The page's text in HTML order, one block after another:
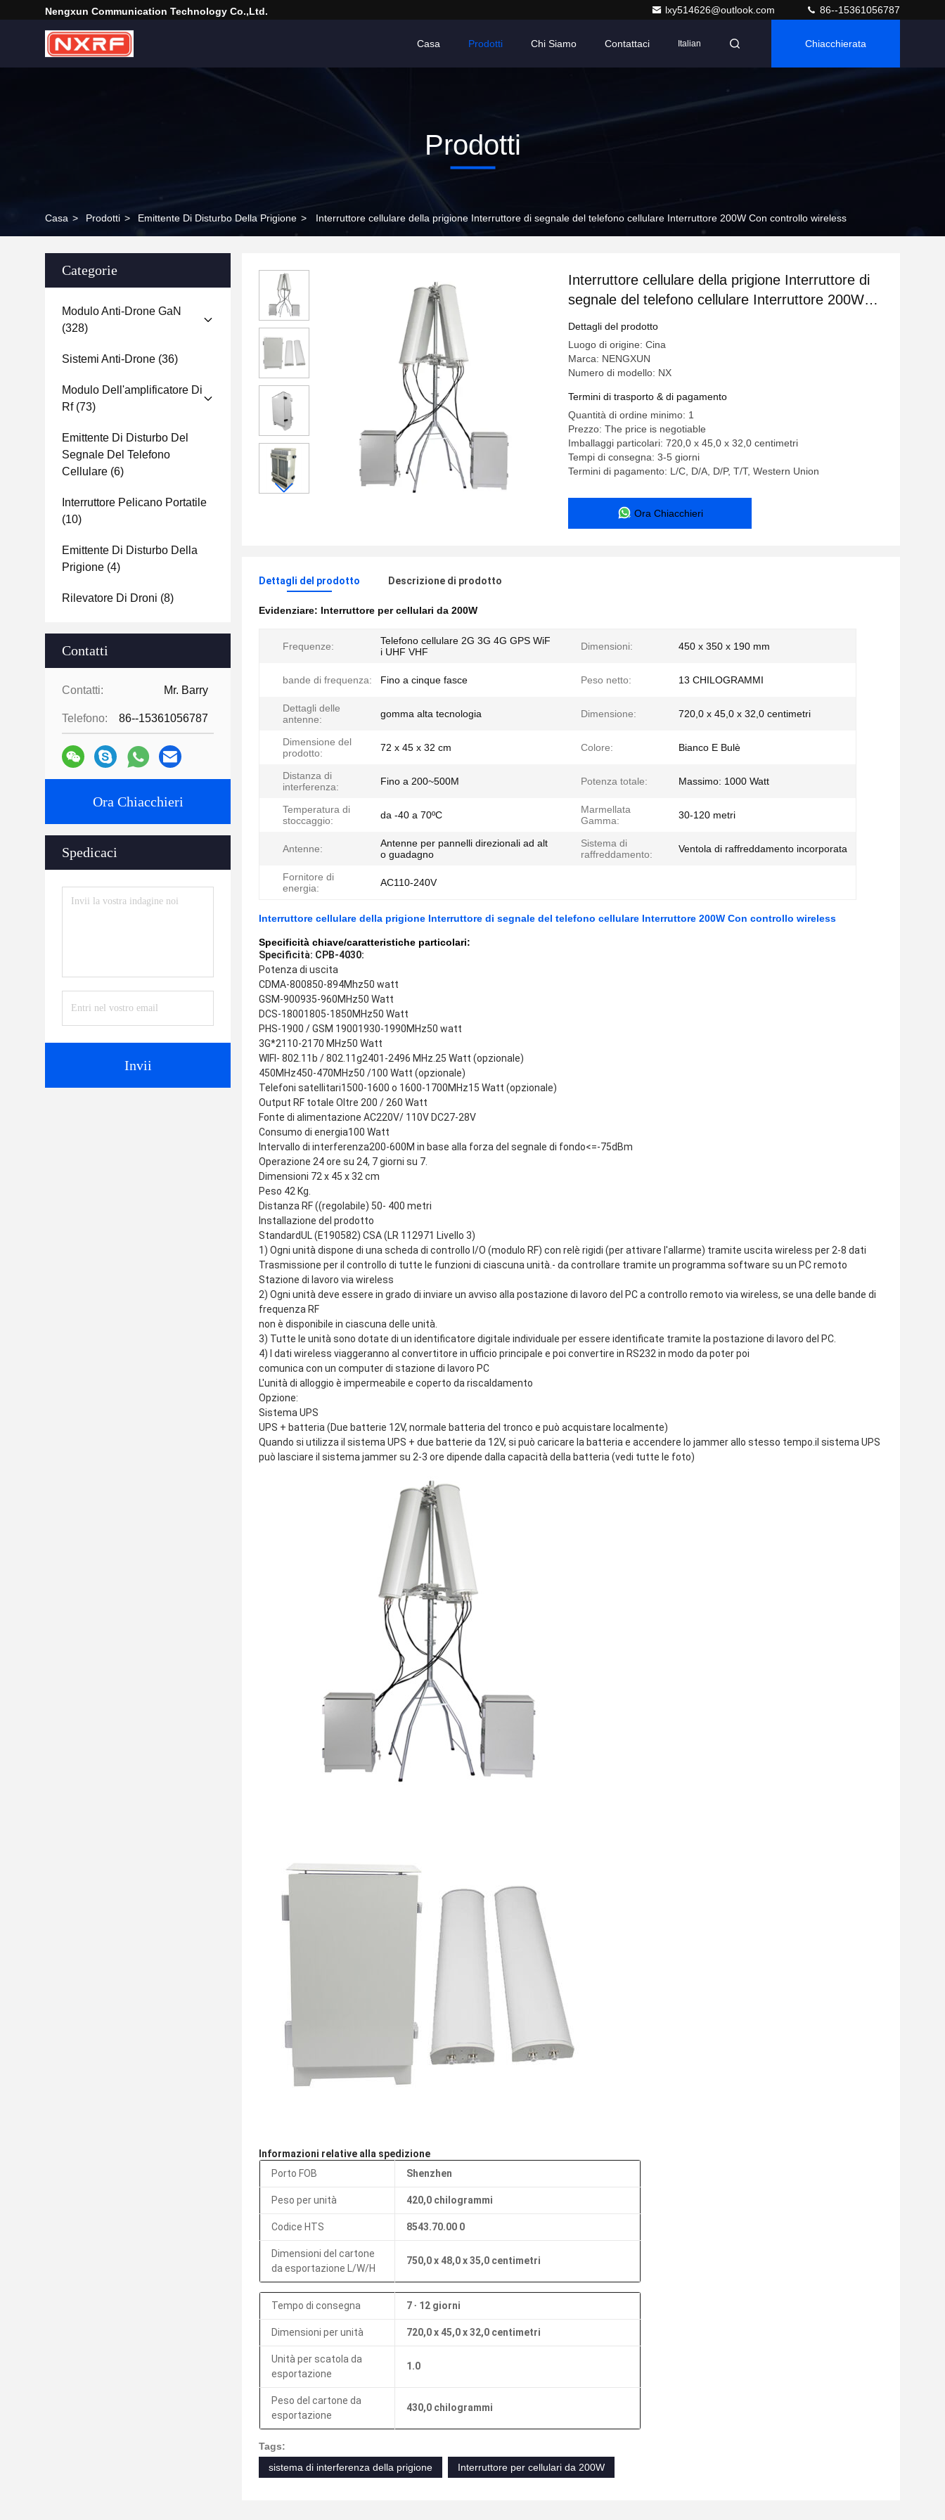
Nengxun Communication Technology Co.,Ltd. lxy514626@outlook.com 86--15361056787
Casa Prodotti Chi Siamo Contattaci Italian Chiacchierata
Prodotti
Casa > Prodotti > Emittente Di Disturbo Della Prigione > Interruttore cellulare della prigione Interruttore di segnale del telefono cellulare Interruttore 200W Con controllo wireless
Categorie
Modulo Anti-Drone GaN
(328)
Sistemi Anti-Drone (36)
Modulo Dell'amplificatore Di
Rf(73)
Emittente Di Disturbo Del
Segnale Del Telefono
Cellulare (6)
Interruttore Pelicano Portatile
(10)
Emittente Di Disturbo Della
Prigione (4)
Rilevatore Di Droni (8)
Contatti
Contatti: Mr. Barry
Telefono: 86--15361056787
Ora Chiacchieri
Spedicaci
Invii
Interruttore cellulare della prigione Interruttore di
segnale del telefono cellulare Interruttore 200W
Con controllo wireless
Dettagli del prodotto
Luogo di origine: Cina
Marca: NENGXUN
Numero di modello: NX
Termini di trasporto & di pagamento
Quantità di ordine minimo: 1
Prezzo: The price is negotiable
Imballaggi particolari: 720,0 x 45,0 x 32,0 centimetri
Tempi di consegna: 3-5 giorni
Termini di pagamento: L/C, D/A, D/P, T/T, Western Union
Ora Chiacchieri
Dettagli del prodotto Descrizione di prodotto
Evidenziare: Interruttore per cellulari da 200W
Frequenze:
Telefono cellulare 2G 3G 4G GPS WiF
i UHF VHF
Dimensioni: 450 x 350 x 190 mm
bande di frequenza: Fino a cinque fasce Peso netto: 13 CHILOGRAMMI
Dettagli delle
antenne:
gomma alta tecnologia Dimensione: 720,0 x 45,0 x 32,0 centimetri
Dimensione del
prodotto:
72 x 45 x 32 cm Colore: Bianco E Bulè
Distanza di
interferenza:
Fino a 200~500M Potenza totale: Massimo: 1000 Watt
Temperatura di
stoccaggio:
da -40 a 70ºC
Marmellata
Gamma:
30-120 metri
Antenne:
Antenne per pannelli direzionali ad alt
o guadagno
Sistema di
raffreddamento:
Ventola di raffreddamento incorporata
Fornitore di
energia:
AC110-240V
Interruttore cellulare della prigione Interruttore di segnale del telefono cellulare Interruttore 200W Con controllo wireless
Specificità chiave/caratteristiche particolari:
Specificità: CPB-4030:
Potenza di uscita
CDMA-800850-894Mhz50 watt
GSM-900935-960MHz50 Watt
DCS-18001805-1850MHz50 Watt
PHS-1900 / GSM 19001930-1990MHz50 watt
3G*2110-2170 MHz50 Watt
WIFI- 802.11b / 802.11g2401-2496 MHz.25 Watt (opzionale)
450MHz450-470MHz50 /100 Watt (opzionale)
Telefoni satellitari1500-1600 o 1600-1700MHz15 Watt (opzionale)
Output RF totale Oltre 200 / 260 Watt
Fonte di alimentazione AC220V/ 110V DC27-28V
Consumo di energia100 Watt
Intervallo di interferenza200-600M in base alla forza del segnale di fondo<=-75dBm
Operazione 24 ore su 24, 7 giorni su 7.
Dimensioni 72 x 45 x 32 cm
Peso 42 Kg.
Distanza RF ((regolabile) 50- 400 metri
Installazione del prodotto
StandardUL (E190582) CSA (LR 112971 Livello 3)
1) Ogni unità dispone di una scheda di controllo I/O (modulo RF) con relè rigidi (per attivare l'allarme) tramite uscita wireless per 2-8 dati
Trasmissione per il controllo di tutte le funzioni di ciascuna unità.- da controllare tramite un programma software su un PC remoto
Stazione di lavoro via wireless
2) Ogni unità deve essere in grado di inviare un avviso alla postazione di lavoro del PC a controllo remoto via wireless, se una delle bande di
frequenza RF
non è disponibile in ciascuna delle unità.
3) Tutte le unità sono dotate di un identificatore digitale individuale per essere identificate tramite la postazione di lavoro del PC.
4) I dati wireless viaggeranno al convertitore in ufficio principale e poi convertire in RS232 in modo da poter poi
comunica con un computer di stazione di lavoro PC
L'unità di alloggio è impermeabile e coperto da riscaldamento
Opzione:
Sistema UPS
UPS + batteria (Due batterie 12V, normale batteria del tronco e può acquistare localmente)
Quando si utilizza il sistema UPS + due batterie da 12V, si può caricare la batteria e accendere lo jammer allo stesso tempo.il sistema UPS
può lasciare il sistema jammer su 2-3 ore dipende dalla capacità della batteria (vedi tutte le foto)
Informazioni relative alla spedizione
Porto FOB
Shenzhen
Peso per unità 420,0 chilogrammi
Codice HTS 8543.70.00 0
Dimensioni del cartone
da esportazione L/W/H
750,0 x 48,0 x 35,0 centimetri
Tempo di consegna 7 ∙ 12 giorni
Dimensioni per unità 720,0 x 45,0 x 32,0 centimetri
Unità per scatola da
esportazione
1.0
Peso del cartone da
esportazione
430,0 chilogrammi
Tags:
sistema di interferenza della prigione
Interruttore per cellulari da 200W